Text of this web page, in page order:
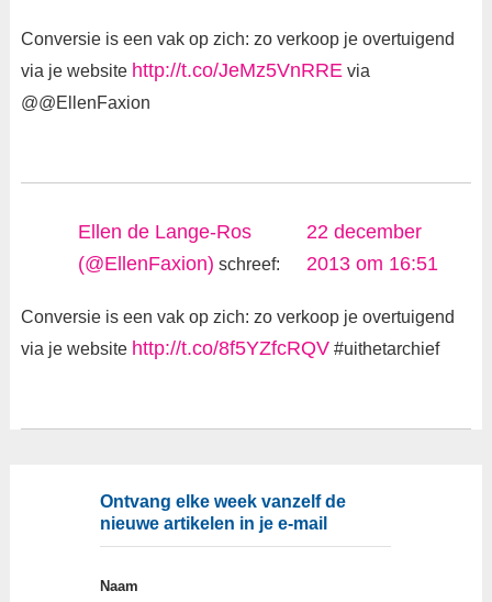
Conversie is een vak op zich: zo verkoop je overtuigend
via je website http://t.co/JeMz5VnRRE via
@@EllenFaxion
Ellen de Lange-Ros
(@EllenFaxion) schreef:
22 december
2013 om 16:51
Conversie is een vak op zich: zo verkoop je overtuigend
via je website http://t.co/8f5YZfcRQV#uithetarchief
Ontvang elke week vanzelf de
nieuwe artikelen in je e-mail
Naam